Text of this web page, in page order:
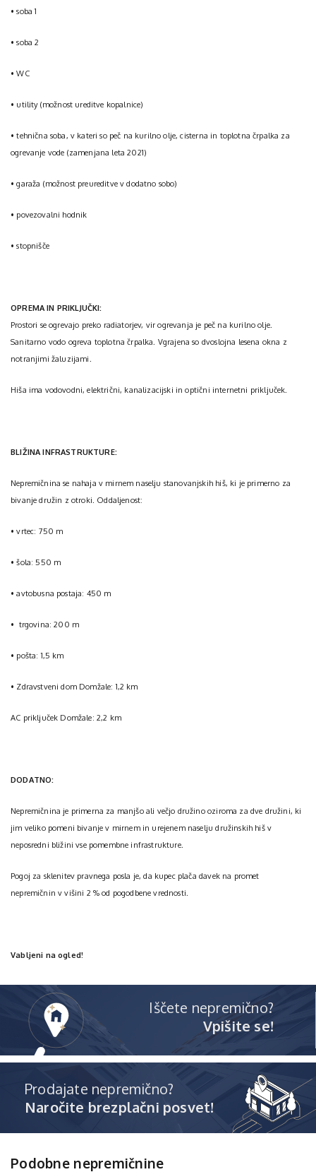
• soba 1
• soba 2
• WC
• utility (možnost ureditve kopalnice)
• tehnična soba, v kateri so peč na kurilno olje, cisterna in toplotna črpalka za
ogrevanje vode (zamenjana leta 2021)
• garaža (možnost preureditve v dodatno sobo)
• povezovalni hodnik
• stopnišče
OPREMA IN PRIKLJUČKI:
Prostori se ogrevajo preko radiatorjev, vir ogrevanja je peč na kurilno olje.
Sanitarno vodo ogreva toplotna črpalka. Vgrajena so dvoslojna lesena okna z
notranjimi žaluzijami.
Hiša ima vodovodni, električni, kanalizacijski in optični internetni priključek.
BLIŽINA INFRASTRUKTURE:
Nepremičnina se nahaja v mirnem naselju stanovanjskih hiš, ki je primerno za
bivanje družin z otroki. Oddaljenost:
• vrtec: 750 m
• šola: 550 m
• avtobusna postaja: 450 m
• trgovina: 200 m
• pošta: 1,5 km
• Zdravstveni dom Domžale: 1,2 km
AC priključek Domžale: 2,2 km
DODATNO:
Nepremičnina je primerna za manjšo ali večjo družino oziroma za dve družini, ki
jim veliko pomeni bivanje v mirnem in urejenem naselju družinskih hiš v
neposredni bližini vse pomembne infrastrukture.
Pogoj za sklenitev pravnega posla je, da kupec plača davek na promet
nepremičnin v višini 2 % od pogodbene vrednosti.
Vabljeni na ogled!
Iščete nepremično?
Vpišite se!
Prodajate nepremično?
Naročite brezplačni posvet!
Podobne nepremičnine